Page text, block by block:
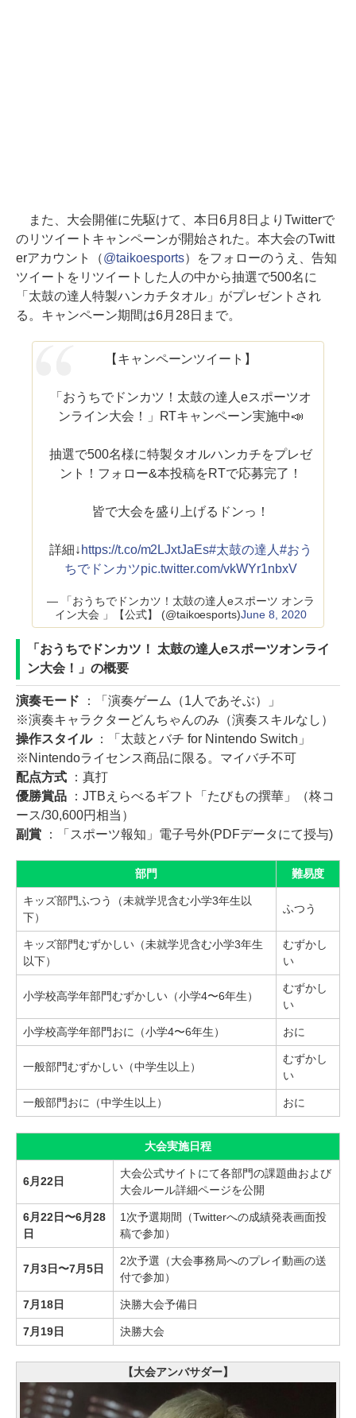
また、大会開催に先駆けて、本日6月8日よりTwitterで
のリツイートキャンペーンが開始された。本大会のTwitt
erアカウント（@taikoesports）をフォローのうえ、告知
ツイートをリツイートした人の中から抽選で500名に
「太鼓の達人特製ハンカチタオル」がプレゼントされ
る。キャンペーン期間は6月28日まで。
【キャンペーンツイート】
「おうちでドンカツ！太鼓の達人eスポーツオ
ンライン大会！」RTキャンペーン実施中📣
抽選で500名様に特製タオルハンカチをプレゼ
ント！フォロー&本投稿をRTで応募完了！
皆で大会を盛り上げるドンっ！
詳細↓ https://t.co/m2LJxtJaEs#太鼓の達人#おう
ちでドンカツpic.twitter.com/vkWYr1nbxV
— 「おうちでドンカツ！太鼓の達人eスポーツ オンラ
イン大会 」【公式】 (@taikoesports)June 8, 2020
「おうちでドンカツ！ 太鼓の達人eスポーツオンライ
ン大会！」の概要
演奏モード
：「演奏ゲーム（1人であそぶ）」
※演奏キャラクターどんちゃんのみ（演奏スキルなし）
操作スタイル ：「太鼓とバチ for Nintendo Switch」
※Nintendoライセンス商品に限る。マイバチ不可
配点方式
：真打
優勝賞品
：JTBえらべるギフト「たびもの撰華」（柊コ
ース/30,600円相当）
副賞
：「スポーツ報知」電子号外(PDFデータにて授与)
部門 難易度
キッズ部門ふつう（未就学児含む小学3年生以
下）
ふつう
キッズ部門むずかしい（未就学児含む小学3年生
以下）
むずかし
い
小学校高学年部門むずかしい（小学4〜6年生）
むずかし
い
小学校高学年部門おに（小学4〜6年生） おに
一般部門むずかしい（中学生以上）
むずかし
い
一般部門おに（中学生以上） おに
大会実施日程
6月22日
大会公式サイトにて各部門の課題曲および
大会ルール詳細ページを公開
6月22日〜6月28
日
1次予選期間（Twitterへの成績発表画面投
稿で参加）
7月3日〜7月5日
2次予選（大会事務局へのプレイ動画の送
付で参加）
7月18日 決勝大会予備日
7月19日 決勝大会
【大会アンバサダー】